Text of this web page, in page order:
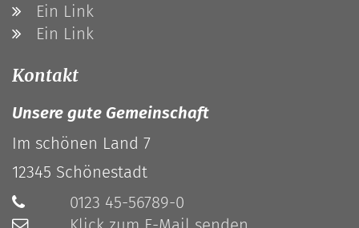
Ein Link
Ein Link
Kontakt
Unsere gute Gemeinschaft
Im schönen Land 7
12345 Schönestadt
0123 45-56789-0